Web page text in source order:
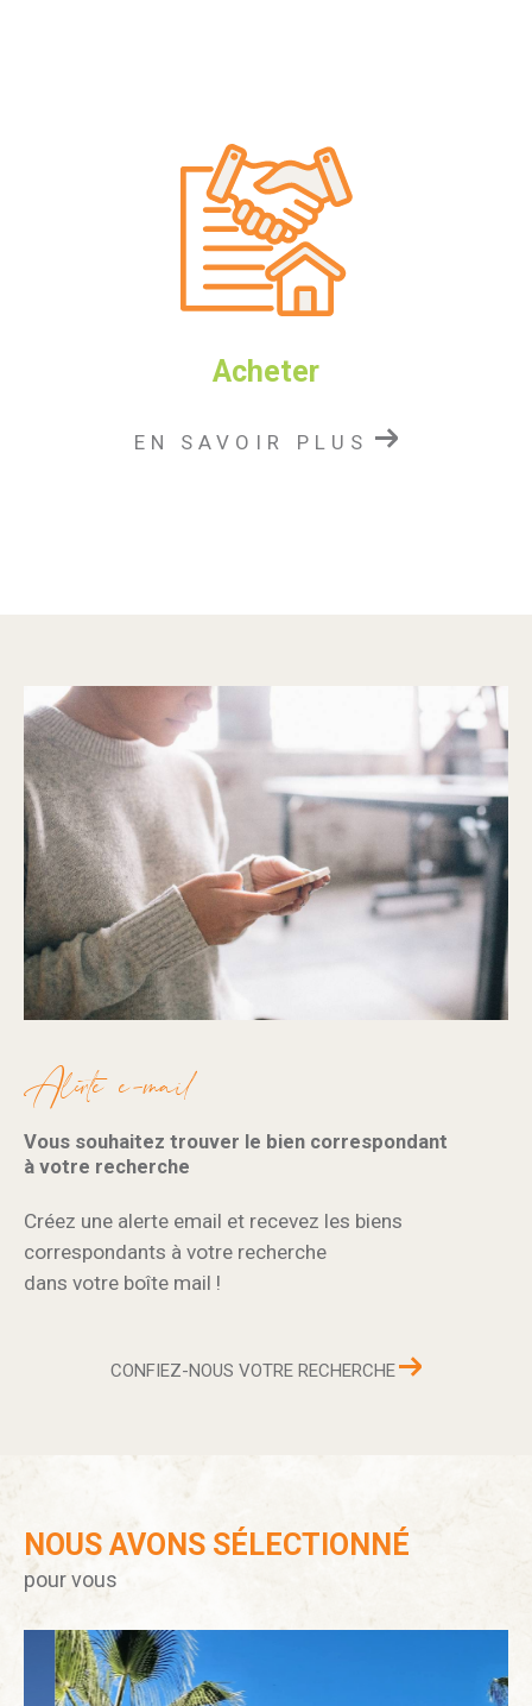
Nos agences immobilières Pacull
Immobilier vous accompagnent
dans vos projets et la planification
de vos vacances !
Notre équipe vous attend pour une étude
pour réaliser un investissement locatif rentable en
vos vacances, n’hésitez pas à nous contacter : nous
Acheter
EN SAVOIR PLUS
Alerte e-mail
Vous souhaitez trouver le bien correspondant
à votre recherche
Créez une alerte email et recevez les biens
correspondants à votre recherche
dans votre boîte mail !
CONFIEZ-NOUS VOTRE RECHERCHE
NOUS AVONS SÉLECTIONNÉ
pour vous